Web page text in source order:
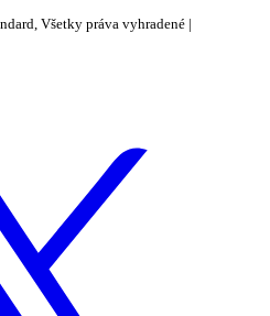
Všetky práva vyhradené |